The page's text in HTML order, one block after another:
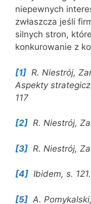
niepewnych
zwłaszcza jeśli
silnych stron,
konkurowanie z
[1] R. Niestrój,
Aspekty
117
[2] R. Niestrój,
[3] R. Niestrój,
[4] Ibidem, s. 121.
[5] A.